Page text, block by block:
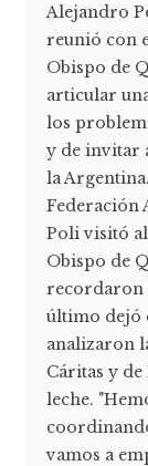
Alejandro
reunió con
Obispo de
articular
los
y de invitar
la
Federación
Poli visitó
Obispo de
recordaron
último dejó
analizaron
Cáritas y
leche.
vamos a